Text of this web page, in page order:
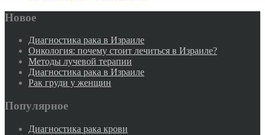
Новое
Диагностика рака в Израиле
Онкология: почему стоит лечиться в Израиле?
Методы лучевой терапии
Диагностика рака в Израиле
Рак груди у женщин
Популярное
Диагностика рака крови